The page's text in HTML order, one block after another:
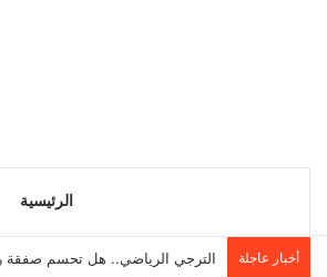
الرئيسية
أخبار عاجلة الترجي الرياضي.. هل تحسم صفقة